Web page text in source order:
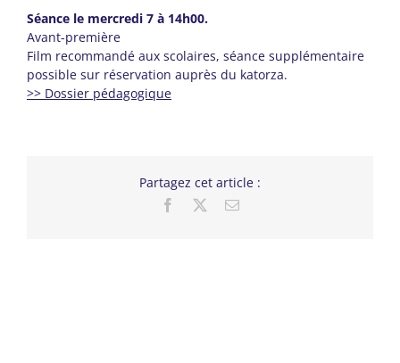
Séance le mercredi 7 à 14h00.
Avant-première
Film recommandé aux scolaires, séance supplémentaire
possible sur réservation auprès du katorza.
>> Dossier pédagogique
Partagez cet article :
Facebook Email